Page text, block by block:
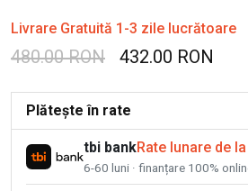
Livrare Gratuită 1-3 zile lucrătoare
480.00 RON 432.00 RON
Plătește în rate
tbi bankRate lunare de la
6-60 luni · finanțare 100%